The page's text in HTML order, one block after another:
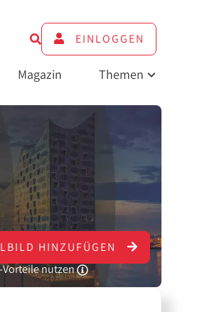
EINLOGGEN
Magazin Themen
HINZUFÜGEN
Vorteile nutzen